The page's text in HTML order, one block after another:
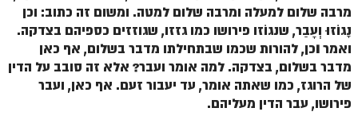
זוהר אחרי מות למתקדמים
הזוהר הקדוש – קדושים למתחילים
הזוהר הקדוש – קדושים למתקדמים
ספר הזוהר אמור השקפה
מרבה שלום למעלה ומרבה שלום למטה. ומשום זה כתוב: וכן
נָגוֹזוּ וְעָבַר, שנגוֹזו פירושו כמו גזזו, שגוזזים כספיהם בצדקה.
ואמרוכן, להורות שכמו שבתחילתו מדבר בשלום, אף כאן
מדבר בשלום, בצדקה. למה אומר ועבר? אלא זה סובב על הדין
של הרוגז, כמו שאתה אומר, עד יעבור זעם. אף כאן, ועבר
פירושו, עבר הדין מעליהם.